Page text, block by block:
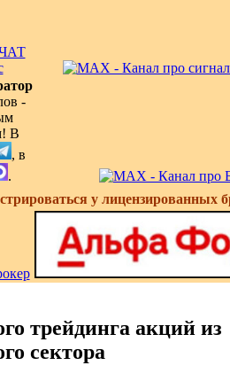
-
В
, в
.
у лицензированных
трейдинга акций из
сектора